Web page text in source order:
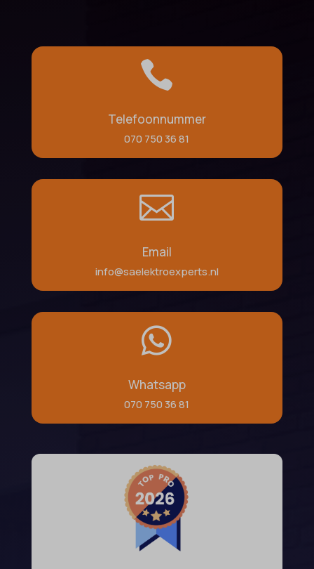

Telefoonnummer
070 750 36 81

Email
info@saelektroexperts.nl

Whatsapp
070 750 36 81